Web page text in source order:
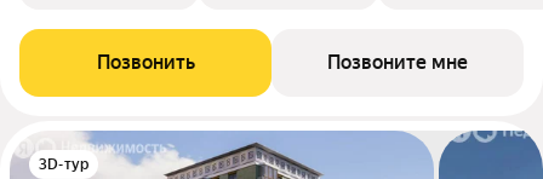
Позвонить Позвоните мне
3D-тур